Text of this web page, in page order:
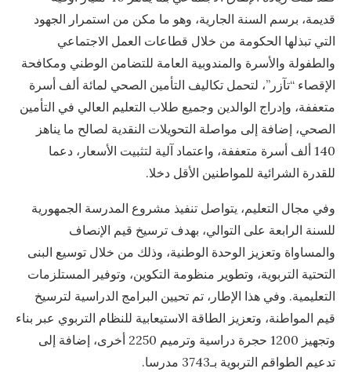
قديمة، برسم السنة الجارية، وهو ما مكن من استمرار الجهود
التي تبذلها الحكومة من خلال قطاعات العمل الاجتماعي
والطفولة والأسرة والمندوبية العامة للتضامن الوطني ومكافحة
الإقصاء “تآزر”، لتحمل تكاليف التأمين الصحي لمائة ألف أسرة
متعففة، وإدراج الوالدين وجميع طلاب التعليم العالي في التأمين
الصحي، إضافة إلى مواصلة التحويلات النقدية لصالح ما يناهز
140 ألف أسرة متعففة، واعتماد آلية لتثبيت الأسعار، دعما
للقدرة الشرائية للمواطنين الأقل دخلا.
وفي مجال التعليم، يتواصل تنفيذ مشروع المدرسة الجمهورية
للسنة الرابعة على التوالي، بهدف ترسيخ قيم الإنصاف
والمساواة وتعزيز الوحدة الوطنية، وذلك من خلال توسيع البنى
التحتية التربوية، وتطوير منظومة التكوين، وتوفير المستلزمات
التعليمية. وفي هذا الإطار، تم تحيين البرامج الدراسية لترسيخ
قيم المواطنة، وتعزيز الطاقة الاستيعابية للنظام التربوي عبر بناء
وتجهيز 1200 حجرة دراسية وترميم 2250 أخرى، إضافة إلى
تدعيم الطواقم التربوية بـ3743 مدرسا.